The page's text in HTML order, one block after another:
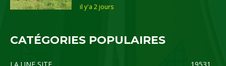
il y'a 2 jours
CATÉGORIES POPULAIRES